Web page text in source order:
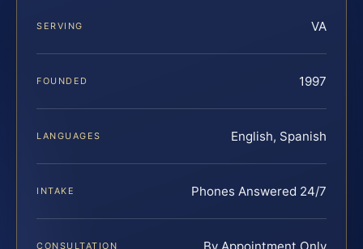
SERVING VA
FOUNDED 1997
LANGUAGES English, Spanish
INTAKE Phones Answered 24/7
CONSULTATION